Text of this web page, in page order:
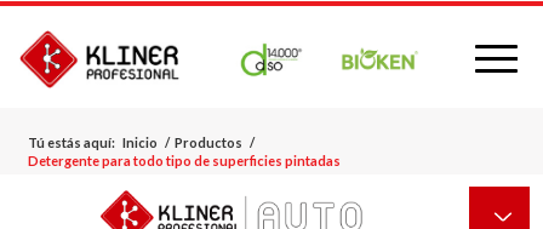
Tú estás aquí: Inicio / Productos /
Detergente para todo tipo de superficies pintadas